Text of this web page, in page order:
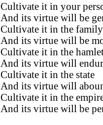
Cultivate it in your
And its virtue will be
Cultivate it in the family
And its virtue will be
Cultivate it in the
And its virtue will
Cultivate it in the state
And its virtue will
Cultivate it in the
And its virtue will be